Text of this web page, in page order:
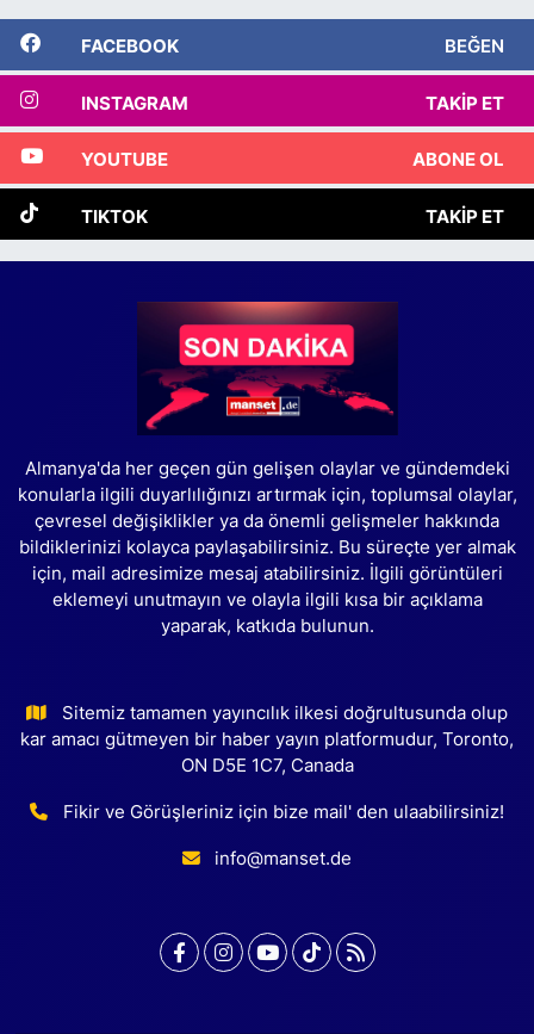
FACEBOOK BEĞEN
INSTAGRAM TAKIP ET
YOUTUBE ABONE OL
TIKTOK TAKIP ET
Almanya'da her geçen gün gelişen olaylar ve gündemdeki
konularla ilgili duyarlılığınızı artırmak için, toplumsal olaylar,
çevresel değişiklikler ya da önemli gelişmeler hakkında
bildiklerinizi kolayca paylaşabilirsiniz. Bu süreçte yer almak
için, mail adresimize mesaj atabilirsiniz. İlgili görüntüleri
eklemeyi unutmayın ve olayla ilgili kısa bir açıklama
yaparak, katkıda bulunun.
Sitemiz tamamen yayıncılık ilkesi doğrultusunda olup
kar amacı gütmeyen bir haber yayın platformudur, Toronto,
ON D5E 1C7, Canada
Fikir ve Görüşleriniz için bize mail' den ulaabilirsiniz!
info@manset.de